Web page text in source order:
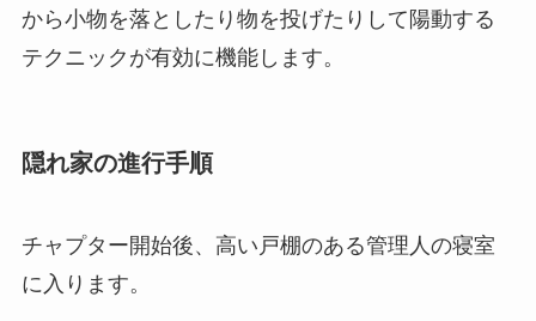
から小物を落としたり物を投げたりして陽動する
テクニックが有効に機能します。
隠れ家の進行手順
チャプター開始後、高い戸棚のある管理人の寝室
に入ります。